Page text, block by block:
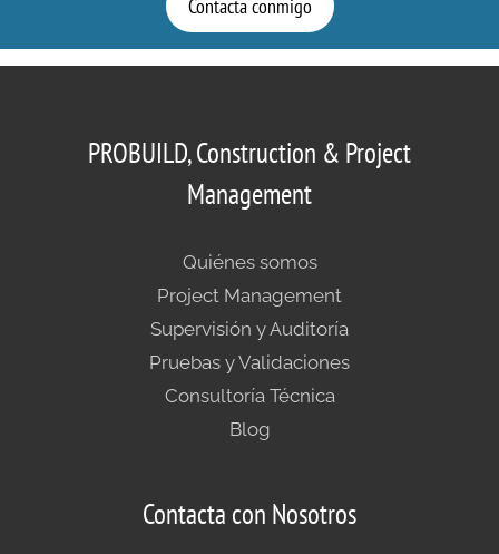
Contacta conmigo
PROBUILD, Construction & Project
Management
Quiénes somos
Project Management
Supervisión y Auditoría
Pruebas y Validaciones
Consultoría Técnica
Blog
Contacta con Nosotros